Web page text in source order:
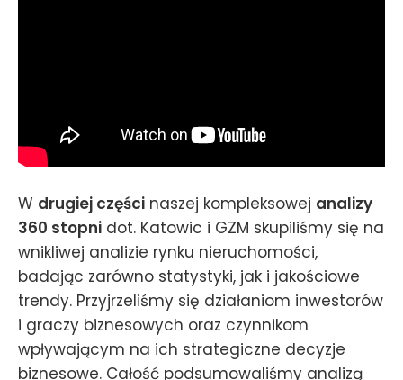
W drugiej części naszej kompleksowej analizy
360 stopni dot. Katowic i GZM skupiliśmy się na
wnikliwej analizie rynku nieruchomości,
badając zarówno statystyki, jak i jakościowe
trendy. Przyjrzeliśmy się działaniom inwestorów
i graczy biznesowych oraz czynnikom
wpływającym na ich strategiczne decyzje
biznesowe. Całość podsumowaliśmy analizą